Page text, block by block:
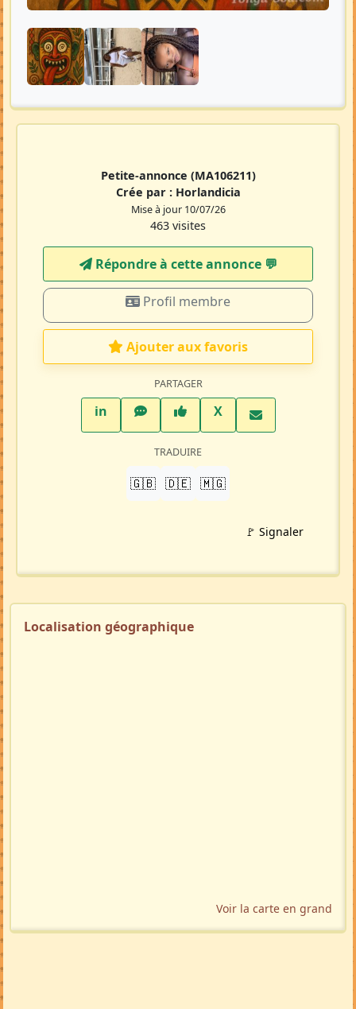
Petite-annonce (MA106211)
Crée par : Horlandicia
Mise à jour 10/07/26
463 visites
Répondre à cette annonce 💬​
Profil membre
Ajouter aux favoris
PARTAGER
inLinkedInWhatsAppFacebook
XTwitter X
TRADUIRE
🇬🇧 🇩🇪 🇲🇬
🚩 Signaler
Localisation géographique
Voir la carte en grand